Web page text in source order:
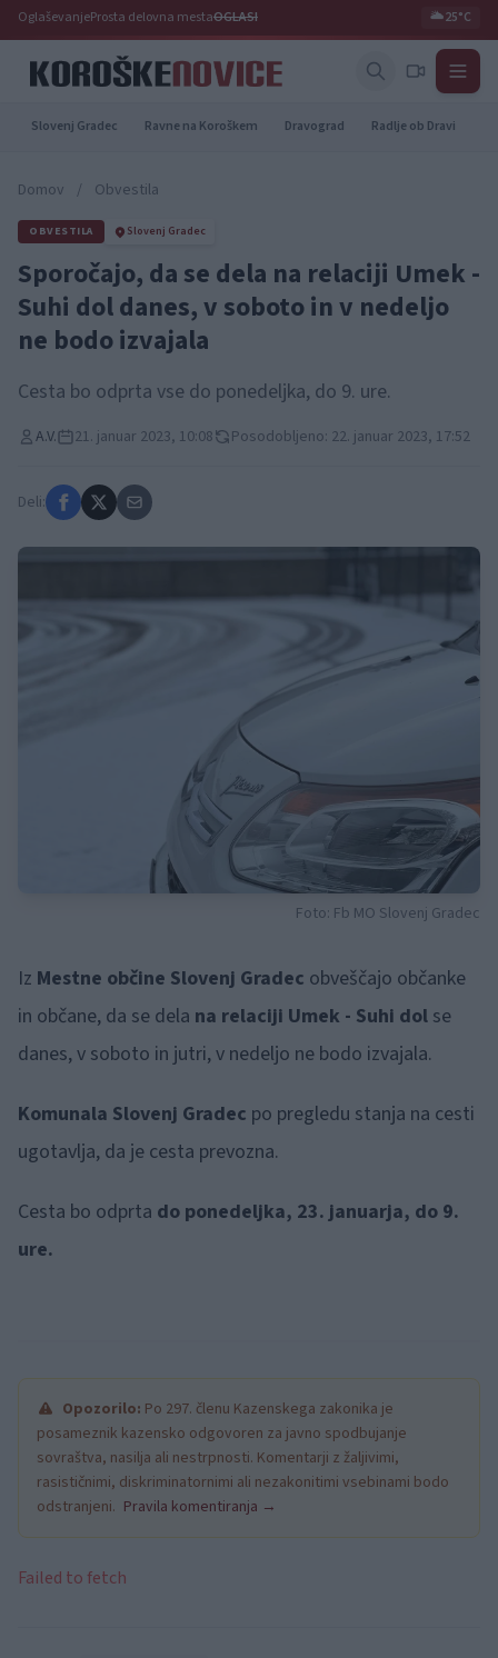
OglaševanjeProsta delovna mestaOGLASI 🌥️25°C
Slovenj Gradec Ravne na Koroškem Dravograd Radlje ob Dravi
Domov / Obvestila
OBVESTILA Slovenj Gradec
Sporočajo, da se dela na relaciji Umek -
Suhi dol danes, v soboto in v nedeljo
ne bodo izvajala
Cesta bo odprta vse do ponedeljka, do 9. ure.
A.V. 21. januar 2023, 10:08 Posodobljeno: 22. januar 2023, 17:52
Deli:
Foto: Fb MO Slovenj Gradec
Iz Mestne občine Slovenj Gradec obveščajo občanke
in občane, da se dela na relaciji Umek - Suhi dol se
danes, v soboto in jutri, v nedeljo ne bodo izvajala.
Komunala Slovenj Gradec po pregledu stanja na cesti
ugotavlja, da je cesta prevozna.
Cesta bo odprta do ponedeljka, 23. januarja, do 9.
ure.
Opozorilo: Po 297. členu Kazenskega zakonika je
posameznik kazensko odgovoren za javno spodbujanje
sovraštva, nasilja ali nestrpnosti. Komentarji z žaljivimi,
rasističnimi, diskriminatornimi ali nezakonitimi vsebinami bodo
odstranjeni. Pravila komentiranja →
Failed to fetch